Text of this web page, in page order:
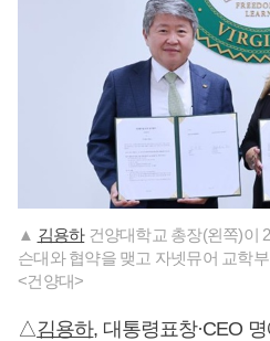
▲ 김용하건양대학교 총장(왼쪽)이
슨대와 협약을 맺고 자넷뮤어 교학
<건양대>
△김용하, 대통령표창·CEO